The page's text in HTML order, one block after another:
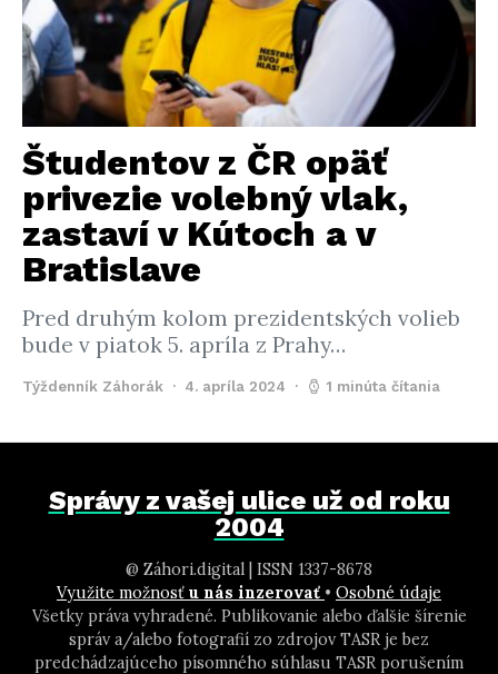
Študentov z ČR opäť
privezie volebný vlak,
zastaví v Kútoch a v
Bratislave
Pred druhým kolom prezidentských volieb
bude v piatok 5. apríla z Prahy…
Týždenník Záhorák 4. apríla 2024 1 minúta čítania
Správy z vašej ulice už od roku
2004
@ Záhori.digital | ISSN 1337-8678
Využite možnosť u nás inzerovať • Osobné údaje
Všetky práva vyhradené. Publikovanie alebo ďalšie šírenie
správ a/alebo fotografií zo zdrojov TASR je bez
predchádzajúceho písomného súhlasu TASR porušením